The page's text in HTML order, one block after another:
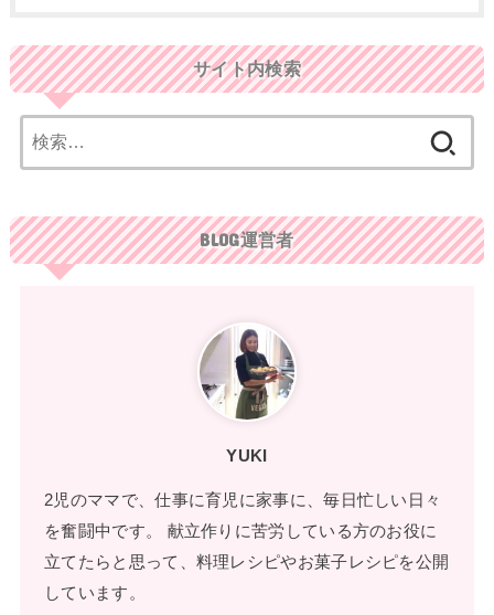
サイト内検索
索:
BLOG運営者
YUKI
2児のママで、仕事に育児に家事に、毎日忙しい日々
を奮闘中です。 献立作りに苦労している方のお役に
立てたらと思って、料理レシピやお菓子レシピを公開
しています。